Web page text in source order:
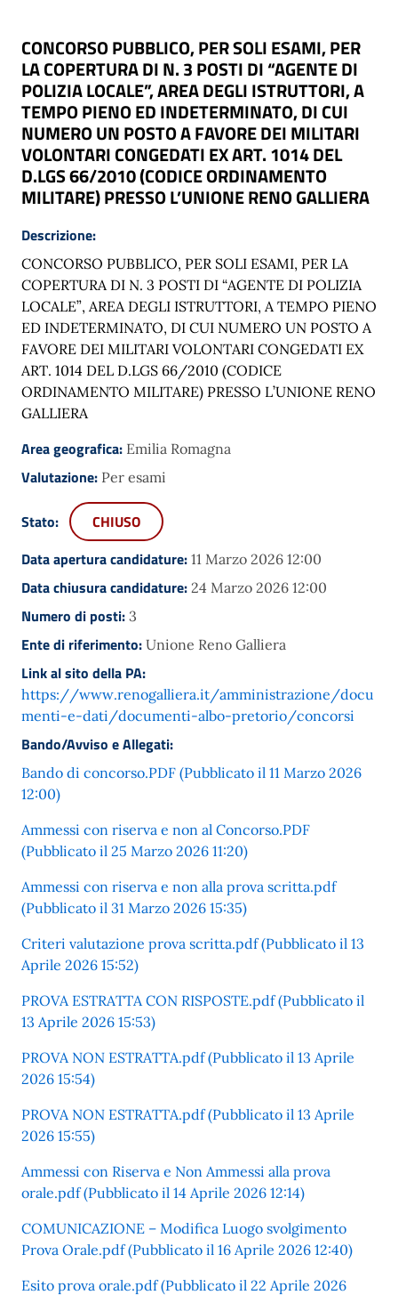
CONCORSO PUBBLICO, PER SOLI ESAMI, PER
LA COPERTURA DI N. 3 POSTI DI “AGENTE DI
POLIZIA LOCALE”, AREA DEGLI ISTRUTTORI, A
TEMPO PIENO ED INDETERMINATO, DI CUI
NUMERO UN POSTO A FAVORE DEI MILITARI
VOLONTARI CONGEDATI EX ART. 1014 DEL
D.LGS 66/2010 (CODICE ORDINAMENTO
MILITARE) PRESSO L’UNIONE RENO GALLIERA
Descrizione:
CONCORSO PUBBLICO, PER SOLI ESAMI, PER LA
COPERTURA DI N. 3 POSTI DI “AGENTE DI POLIZIA
LOCALE”, AREA DEGLI ISTRUTTORI, A TEMPO PIENO
ED INDETERMINATO, DI CUI NUMERO UN POSTO A
FAVORE DEI MILITARI VOLONTARI CONGEDATI EX
ART. 1014 DEL D.LGS 66/2010 (CODICE
ORDINAMENTO MILITARE) PRESSO L’UNIONE RENO
GALLIERA
Area geografica: Emilia Romagna
Valutazione: Per esami
Stato:
CHIUSO
Data apertura candidature: 11 Marzo 2026 12:00
Data chiusura candidature: 24 Marzo 2026 12:00
Numero di posti: 3
Ente di riferimento: Unione Reno Galliera
Link al sito della PA:
https://www.renogalliera.it/amministrazione/docu
menti-e-dati/documenti-albo-pretorio/concorsi
Bando/Avviso e Allegati:
Bando di concorso.PDF (Pubblicato il 11 Marzo 2026
12:00)
Ammessi con riserva e non al Concorso.PDF
(Pubblicato il 25 Marzo 2026 11:20)
Ammessi con riserva e non alla prova scritta.pdf
(Pubblicato il 31 Marzo 2026 15:35)
Criteri valutazione prova scritta.pdf (Pubblicato il 13
Aprile 2026 15:52)
PROVA ESTRATTA CON RISPOSTE.pdf (Pubblicato il
13 Aprile 2026 15:53)
PROVA NON ESTRATTA.pdf (Pubblicato il 13 Aprile
2026 15:54)
PROVA NON ESTRATTA.pdf (Pubblicato il 13 Aprile
2026 15:55)
Ammessi con Riserva e Non Ammessi alla prova
orale.pdf (Pubblicato il 14 Aprile 2026 12:14)
COMUNICAZIONE – Modifica Luogo svolgimento
Prova Orale.pdf (Pubblicato il 16 Aprile 2026 12:40)
Esito prova orale.pdf (Pubblicato il 22 Aprile 2026